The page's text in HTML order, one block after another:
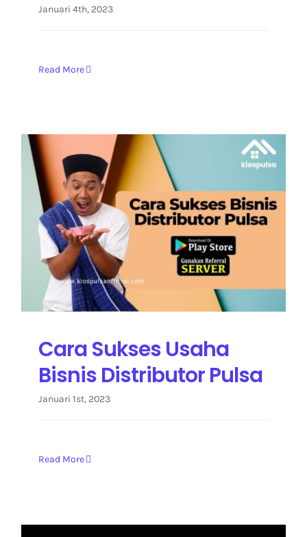
Januari 4th, 2023
Read More
Cara Sukses Usaha
Bisnis Distributor Pulsa
Januari 1st, 2023
Read More